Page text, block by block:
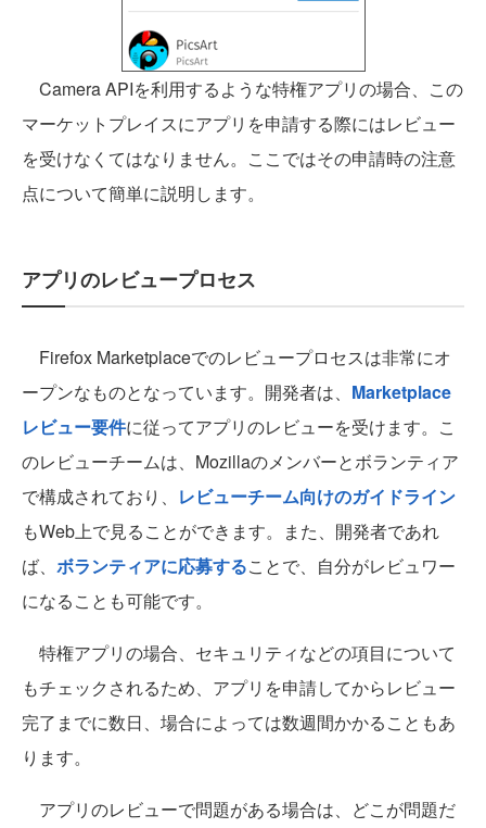
Camera APIを利用するような特権アプリの場合、この
マーケットプレイスにアプリを申請する際にはレビュー
を受けなくてはなりません。ここではその申請時の注意
点について簡単に説明します。
アプリのレビュープロセス
Firefox Marketplaceでのレビュープロセスは非常にオ
ープンなものとなっています。開発者は、 Marketplace
レビュー要件に従ってアプリのレビューを受けます。こ
のレビューチームは、Mozillaのメンバーとボランティア
で構成されており、 レビューチーム向けのガイドライン
もWeb上で見ることができます。また、開発者であれ
ば、 ボランティアに応募することで、自分がレビュワー
になることも可能です。
特権アプリの場合、セキュリティなどの項目について
もチェックされるため、アプリを申請してからレビュー
完了までに数日、場合によっては数週間かかることもあ
ります。
アプリのレビューで問題がある場合は、どこが問題だ